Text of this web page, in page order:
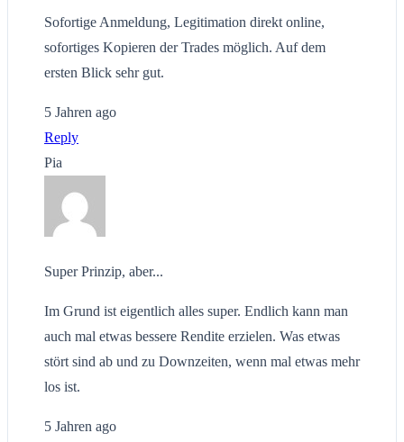
Sofortige Anmeldung, Legitimation direkt online,
sofortiges Kopieren der Trades möglich. Auf dem
ersten Blick sehr gut.
5 Jahren ago
Reply
Pia
Super Prinzip, aber...
Im Grund ist eigentlich alles super. Endlich kann man
auch mal etwas bessere Rendite erzielen. Was etwas
stört sind ab und zu Downzeiten, wenn mal etwas mehr
los ist.
5 Jahren ago